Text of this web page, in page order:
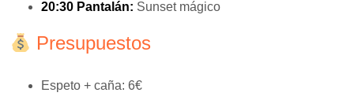
20:30 Pantalán: Sunset mágico
Presupuestos
Espeto + caña: 6€